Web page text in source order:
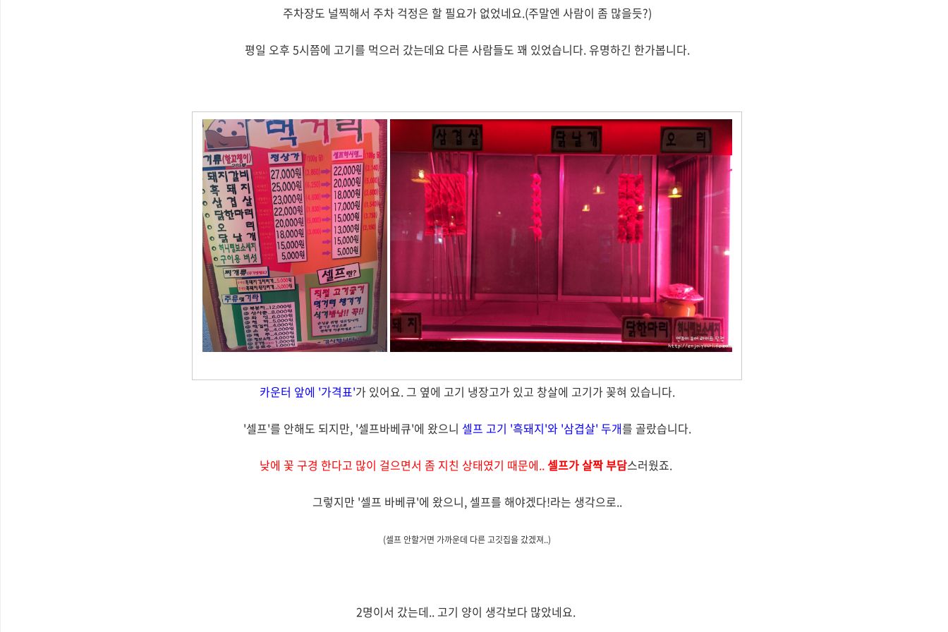
주차장도 널찍해서 주차 걱정은 할 필요가 없었네요.(주말엔 사람이 좀 많을듯?)
평일 오후 5시쯤에 고기를 먹으러 갔는데요 다른 사람들도 꽤 있었습니다. 유명하긴 한가봅니다.
카운터 앞에 '가격표'가 있어요. 그 옆에 고기 냉장고가 있고 창살에 고기가 꽂혀 있습니다.
'셀프'를 안해도 되지만, '셀프바베큐'에 왔으니 셀프 고기 '흑돼지'와 '삼겹살' 두개를 골랐습니다.
낮에 꽃 구경 한다고 많이 걸으면서 좀 지친 상태였기 때문에.. 셀프가 살짝 부담스러웠죠.
그렇지만 '셀프 바베큐'에 왔으니, 셀프를 해야겠다!라는 생각으로..
(셀프 안할거면 가까운데 다른 고깃집을 갔겠져..)
2명이서 갔는데.. 고기 양이 생각보다 많았네요.